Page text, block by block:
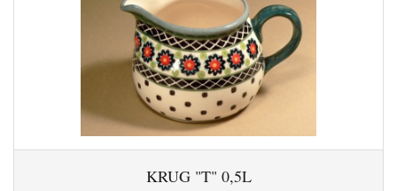
KRUG "T" 0,5L